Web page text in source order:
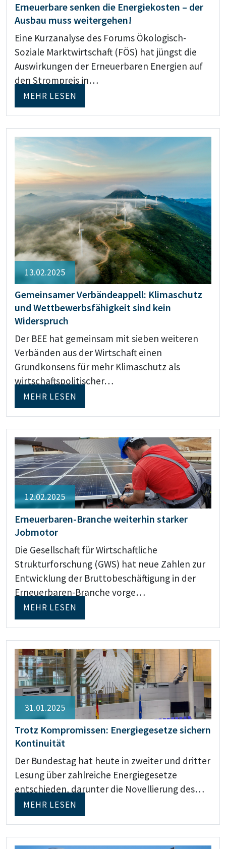
Erneuerbare senken die Energiekosten – der
Ausbau muss weitergehen!
Eine Kurzanalyse des Forums Ökologisch-
Soziale Marktwirtschaft (FÖS) hat jüngst die
Auswirkungen der Erneuerbaren Energien auf
den Strompreis in…
MEHR LESEN
13.02.2025
Gemeinsamer Verbändeappell: Klimaschutz
und Wettbewerbsfähigkeit sind kein
Widerspruch
Der BEE hat gemeinsam mit sieben weiteren
Verbänden aus der Wirtschaft einen
Grundkonsens für mehr Klimaschutz als
wirtschaftspolitischer…
MEHR LESEN
12.02.2025
Erneuerbaren-Branche weiterhin starker
Jobmotor
Die Gesellschaft für Wirtschaftliche
Strukturforschung (GWS) hat neue Zahlen zur
Entwicklung der Bruttobeschäftigung in der
Erneuerbaren-Branche vorge…
MEHR LESEN
31.01.2025
Trotz Kompromissen: Energiegesetze sichern
Kontinuität
Der Bundestag hat heute in zweiter und dritter
Lesung über zahlreiche Energiegesetze
entschieden, darunter die Novellierung des…
MEHR LESEN